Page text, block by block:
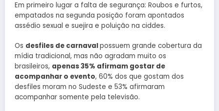
Em primeiro lugar a falta de segurança: Roubos e furtos,
empatados na segunda posição foram apontados
assédio sexual e suejira e poluição na ciddes.
Os desfiles de carnavalpossuem grande cobertura da
mídia tradicional, mas não agradam muito os
brasileiros, apenas 35% afirmam gostar de
acompanhar o evento, 60% dos que gostam dos
desfiles moram no Sudeste e 53% afirmaram
acompanhar somente pela televisão.